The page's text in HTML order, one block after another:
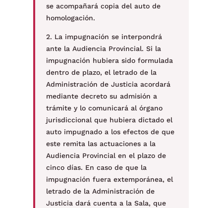
se acompañará copia del auto de
homologación.
2. La impugnación se interpondrá
ante la Audiencia Provincial. Si la
impugnación hubiera sido formulada
dentro de plazo, el letrado de la
Administración de Justicia acordará
mediante decreto su admisión a
trámite y lo comunicará al órgano
jurisdiccional que hubiera dictado el
auto impugnado a los efectos de que
este remita las actuaciones a la
Audiencia Provincial en el plazo de
cinco días. En caso de que la
impugnación fuera extemporánea, el
letrado de la Administración de
Justicia dará cuenta a la Sala, que